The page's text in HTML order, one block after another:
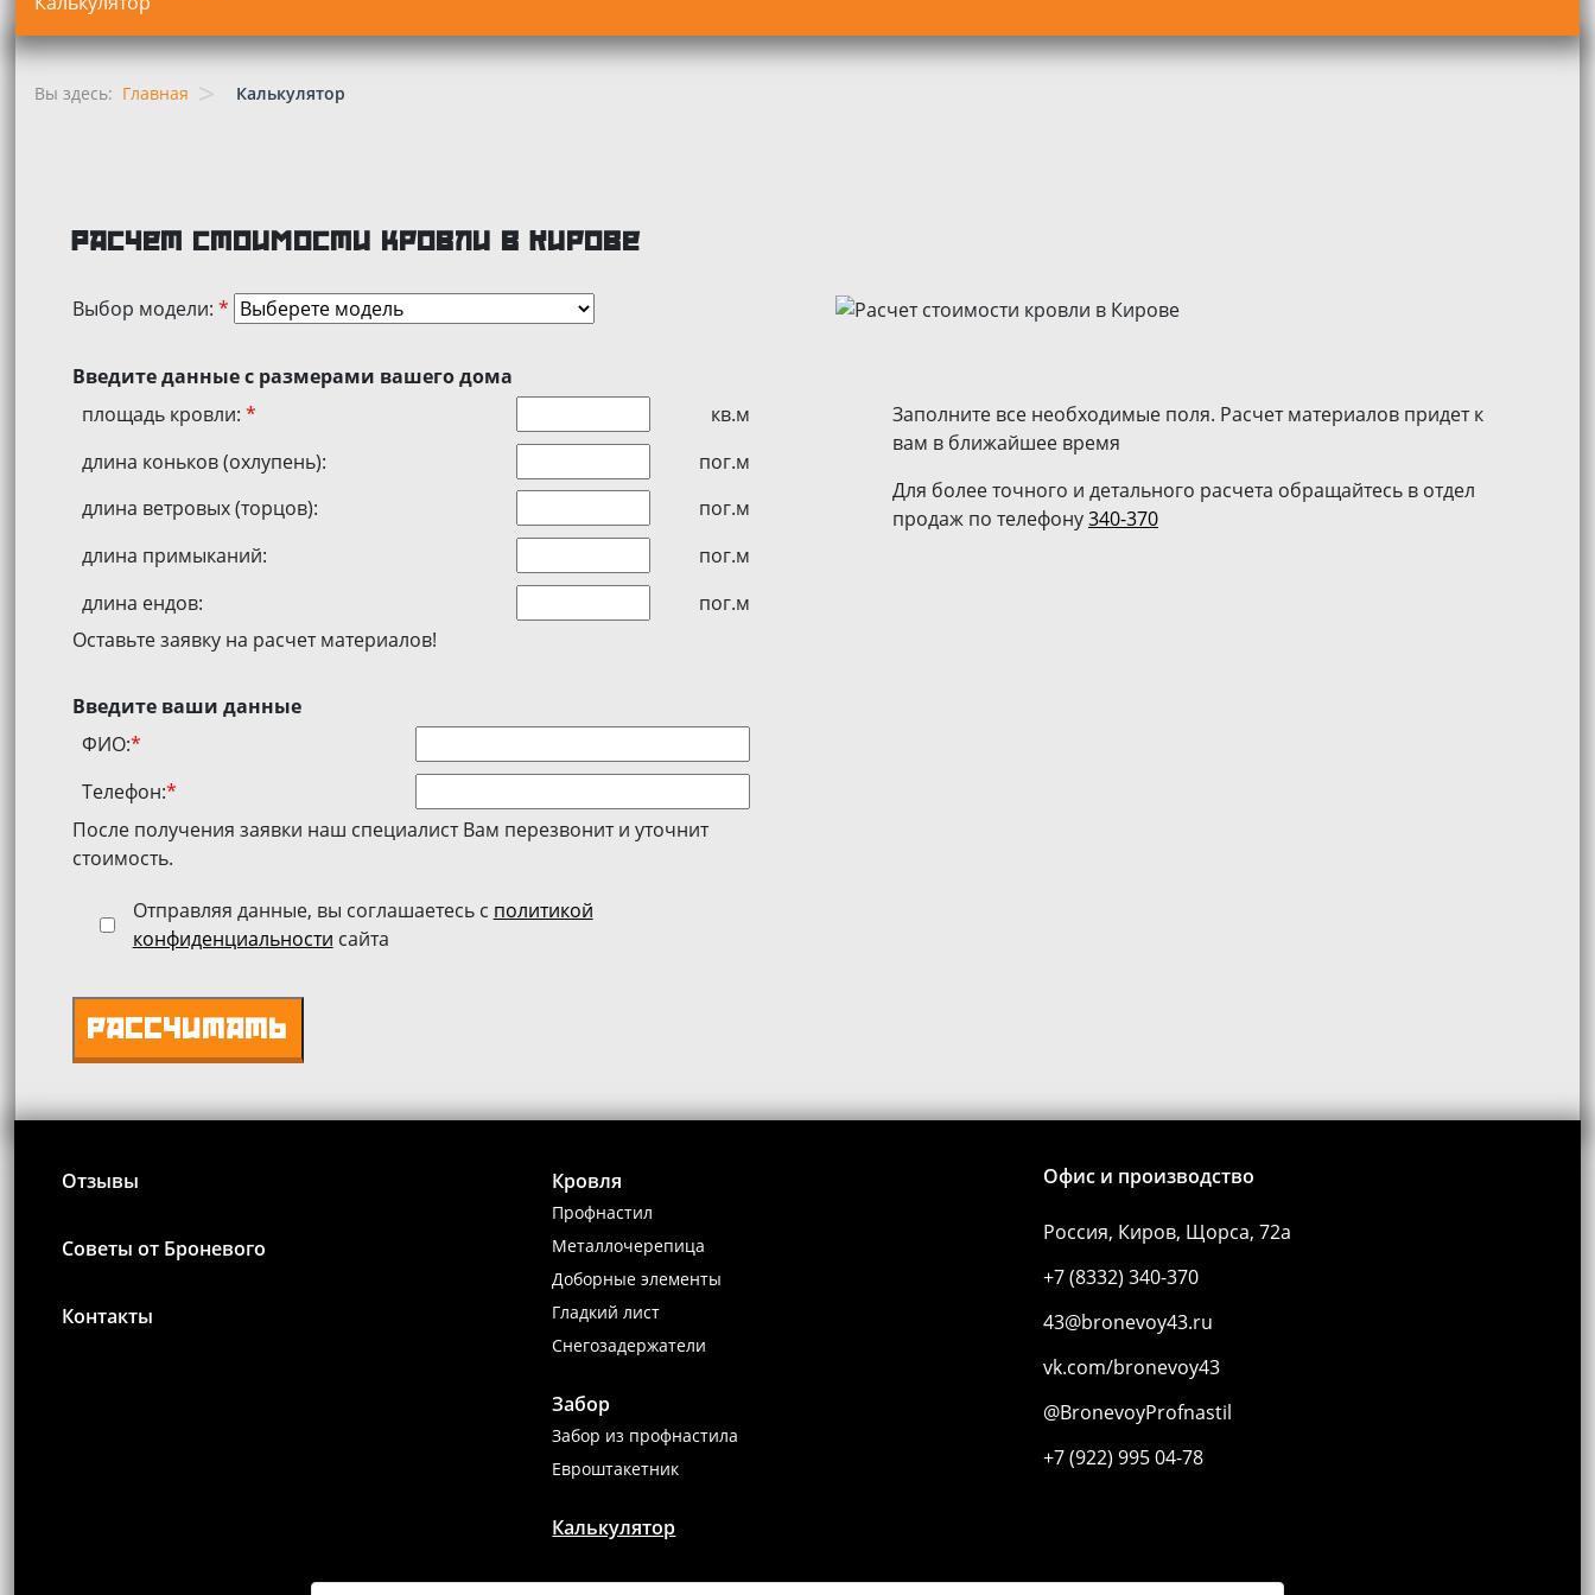
Вы здесь: Главная > Калькулятор
Расчет стоимости кровли в Кирове
Выбор модели: *
Введите данные с размерами вашего дома
площадь кровли: *
кв.м
длина коньков (охлупень):
пог.м
длина ветровых (торцов):
пог.м
длина примыканий:
пог.м
длина ендов:
пог.м
Оставьте заявку на расчет материалов!
Введите ваши данные
ФИО:*
Телефон:*
После получения заявки наш специалист Вам перезвонит и уточнит
стоимость.
Отправляя данные, вы соглашаетесь с политикой
конфиденциальности сайта
Заполните все необходимые поля. Расчет материалов придет к
вам в ближайшее время
Для более точного и детального расчета обращайтесь в отдел
продаж по телефону340-370
Отзывы
Советы от Броневого
Контакты
Кровля
Профнастил
Металлочерепица
Доборные элементы
Гладкий лист
Снегозадержатели
Забор
Забор из профнастила
Евроштакетник
Калькулятор
Офис и производство
Россия, Киров, Щорса, 72а
+7 (8332) 340-370
43@bronevoy43.ru
vk.com/bronevoy43
@BronevoyProfnastil
+7 (922) 995 04-78